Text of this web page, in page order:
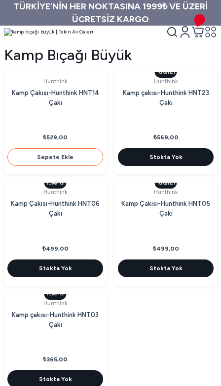
TÜRKİYE’NİN HER NOKTASINA 1999₺ VE ÜZERİ
ÜCRETSİZ KARGO
Kamp Bıçağı Büyük
Hunthink
Kamp Çakısı-Hunthink HNT14
Çakı
₺529,00
Sepete Ekle
Tükendi
Hunthink
Kamp çakısı-Hunthink HNT23
Çakı
₺569,00
Stokta Yok
Tükendi
Hunthink
Kamp Çakısı-Hunthink HNT06
Çakı
₺499,00
Stokta Yok
Tükendi
Hunthink
Kamp Çakısı-Hunthink HNT05
Çakı
₺499,00
Stokta Yok
Tükendi
Hunthink
Kamp çakısı-Hunthink HNT03
Çakı
₺365,00
Stokta Yok